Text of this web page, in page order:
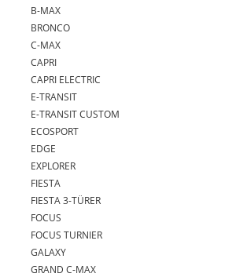
B-MAX
BRONCO
C-MAX
CAPRI
CAPRI ELECTRIC
E-TRANSIT
E-TRANSIT CUSTOM
ECOSPORT
EDGE
EXPLORER
FIESTA
FIESTA 3-TÜRER
FOCUS
FOCUS TURNIER
GALAXY
GRAND C-MAX